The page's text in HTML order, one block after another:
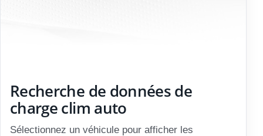
Recherche de données de
charge clim auto
Sélectionnez un véhicule pour afficher les